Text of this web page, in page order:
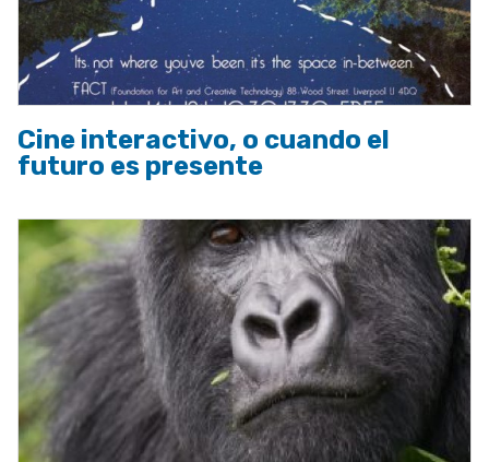
Cine interactivo, o cuando el
futuro es presente